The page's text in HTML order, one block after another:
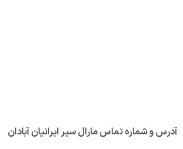
آدرس و شماره تماس مارال سیر ایرانیان آبادان